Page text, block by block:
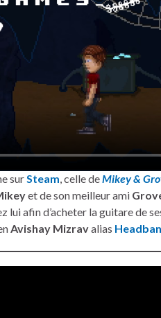
surSteam, celle deMikey &
et de son meilleur ami
lui afin d’acheter la guitare de
Avishay Mizravalias